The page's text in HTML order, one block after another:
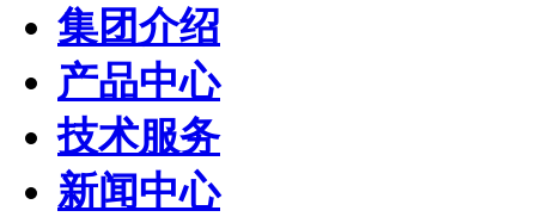
集团介绍
产品中心
技术服务
新闻中心